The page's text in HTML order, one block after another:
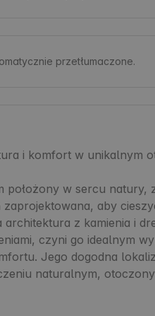
przetłumaczone.
i komfort w unikalnym
w sercu natury,
aby
z kamienia i
czyni go idealnym
Jego dogodna
naturalnym,